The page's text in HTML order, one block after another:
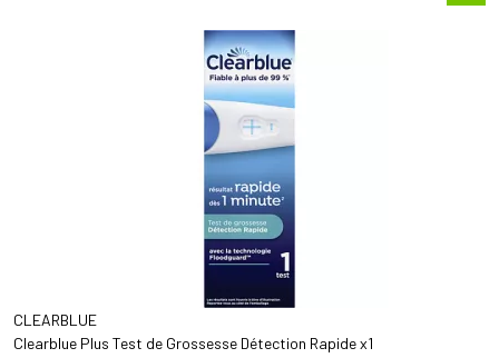
CLEARBLUE
Clearblue Plus Test de Grossesse Détection Rapide x1